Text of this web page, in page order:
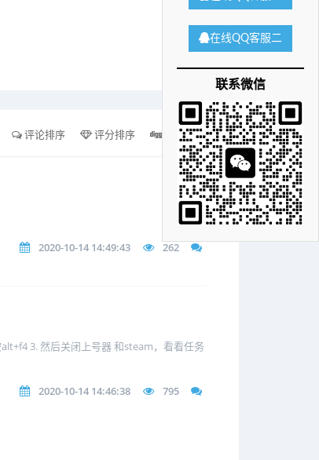
在线QQ客服二
联系微信
评论排序 评分排序 支持量排序
2020-10-14 14:49:43 262
3. 然后关闭上号器 和steam，看看任务
2020-10-14 14:46:38 795